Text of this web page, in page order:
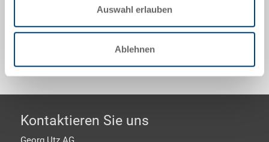
Auswahl erlauben
Ablehnen
Sonderanfertigungen - Unser Spezialgebiet
Footer
Kontaktieren Sie uns